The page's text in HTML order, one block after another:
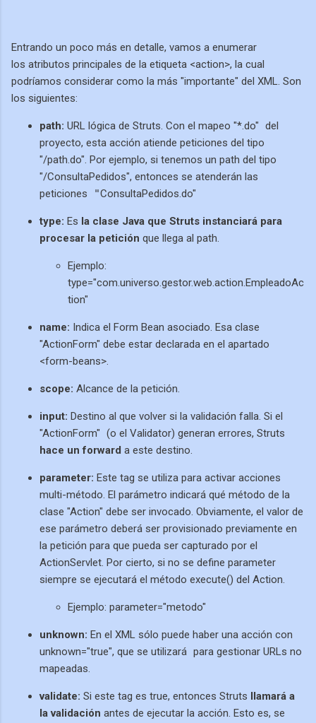
Entrando un poco más en detalle, vamos a enumerar
los atributos principales de la etiqueta <action>, la cual
podríamos considerar como la más "importante" del XML. Son
los siguientes:
path: URL lógica de Struts. Con el mapeo "*.do" del
proyecto, esta acción atiende peticiones del tipo
"/path.do". Por ejemplo, si tenemos un path del tipo
"/ConsultaPedidos", entonces se atenderán las
peticiones "ConsultaPedidos.do"
type: Es la clase Java que Struts instanciará para
procesar la petición que llega al path.
Ejemplo:
type="com.universo.gestor.web.action.EmpleadoAc
tion"
name: Indica el Form Bean asociado. Esa clase
"ActionForm" debe estar declarada en el apartado
<form-beans>.
scope: Alcance de la petición.
input: Destino al que volver si la validación falla. Si el
"ActionForm" (o el Validator) generan errores, Struts
hace un forward a este destino.
parameter: Este tag se utiliza para activar acciones
multi-método. El parámetro indicará qué método de la
clase "Action" debe ser invocado. Obviamente, el valor de
ese parámetro deberá ser provisionado previamente en
la petición para que pueda ser capturado por el
ActionServlet. Por cierto, si no se define parameter
siempre se ejecutará el método execute() del Action.
Ejemplo: parameter="metodo"
unknown: En el XML sólo puede haber una acción con
unknown="true", que se utilizará para gestionar URLs no
mapeadas.
validate: Si este tag es true, entonces Struts
llamará a
la validación antes de ejecutar la acción. Esto es, se